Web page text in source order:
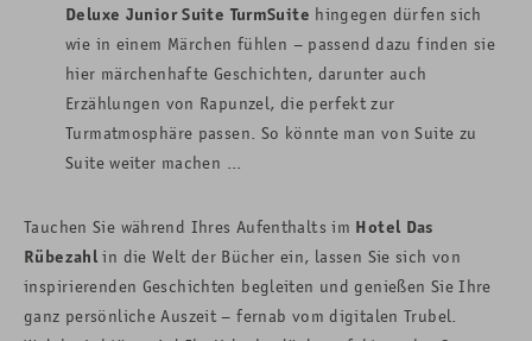
Deluxe Junior Suite TurmSuite hingegen dürfen sich
wie in einem Märchen fühlen – passend dazu finden sie
hier märchenhafte Geschichten, darunter auch
Erzählungen von Rapunzel, die perfekt zur
Turmatmosphäre passen. So könnte man von Suite zu
Suite weiter machen ...
Tauchen Sie während Ihres Aufenthalts im Hotel Das
Rübezahlin die Welt der Bücher ein, lassen Sie sich von
inspirierenden Geschichten begleiten und genießen Sie Ihre
ganz persönliche Auszeit – fernab vom digitalen Trubel.